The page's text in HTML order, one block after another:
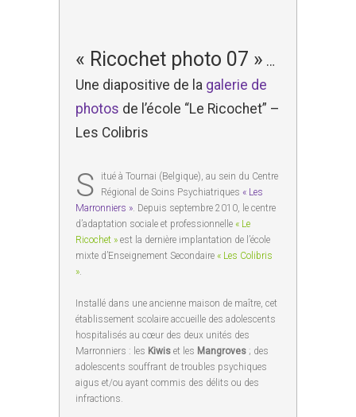
« Ricochet photo 07 » …
Une diapositive de la galerie de
photos de l’école “Le Ricochet” –
Les Colibris
S
itué à Tournai (Belgique), au sein du Centre
Régional de Soins Psychiatriques « Les
Marronniers ». Depuis septembre 2010, le centre
d’adaptation sociale et professionnelle « Le
Ricochet » est la dernière implantation de l’école
mixte d’Enseignement Secondaire « Les Colibris
».
Installé dans une ancienne maison de maître, cet
établissement scolaire accueille des adolescents
hospitalisés au cœur des deux unités des
Marronniers : les Kiwis et les Mangroves ; des
adolescents souffrant de troubles psychiques
aigus et/ou ayant commis des délits ou des
infractions.